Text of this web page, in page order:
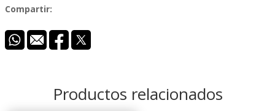
Compartir:
Productos relacionados